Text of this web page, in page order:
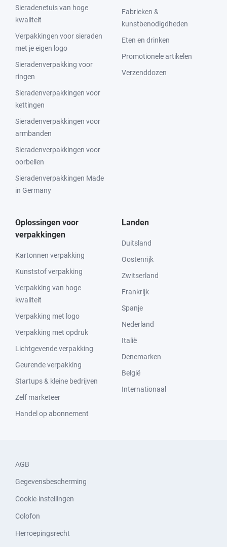
Sieradenetuis van hoge
kwaliteit
Verpakkingen voor sieraden
met je eigen logo
Sieradenverpakking voor
ringen
Sieradenverpakkingen voor
kettingen
Sieradenverpakkingen voor
armbanden
Sieradenverpakkingen voor
oorbellen
Sieradenverpakkingen Made
in Germany
Fabrieken &
kunstbenodigdheden
Eten en drinken
Promotionele artikelen
Verzenddozen
Oplossingen voor
verpakkingen
Kartonnen verpakking
Kunststof verpakking
Verpakking van hoge
kwaliteit
Verpakking met logo
Verpakking met opdruk
Lichtgevende verpakking
Geurende verpakking
Startups & kleine bedrijven
Zelf marketeer
Handel op abonnement
Landen
Duitsland
Oostenrijk
Zwitserland
Frankrijk
Spanje
Nederland
Italië
Denemarken
België
Internationaal
AGB
Gegevensbescherming
Cookie-instellingen
Colofon
Herroepingsrecht